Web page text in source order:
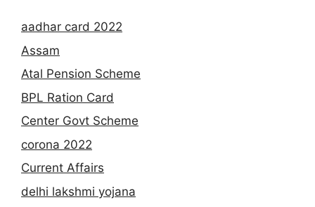
aadhar card 2022
Assam
Atal Pension Scheme
BPL Ration Card
Center Govt Scheme
corona 2022
Current Affairs
delhi lakshmi yojana